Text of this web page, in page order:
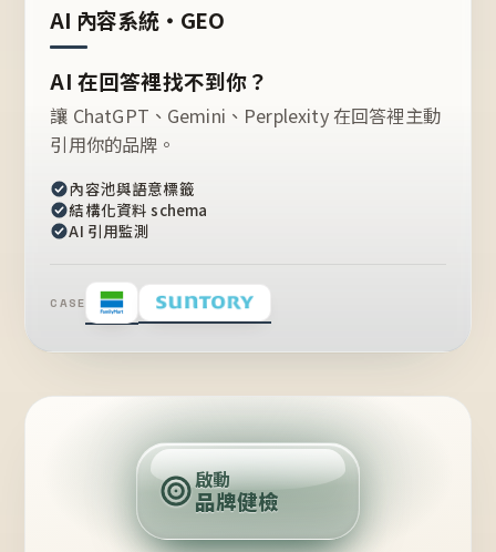
AI 內容系統・GEO
AI 在回答裡找不到你？
讓 ChatGPT、Gemini、Perplexity 在回答裡主動
引用你的品牌。
內容池與語意標籤
結構化資料 schema
AI 引用監測
CASE
定
點
啟動
品牌健檢